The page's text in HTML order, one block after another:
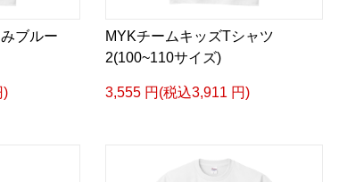
ブルー
)
MYKチームキッズTシャツ
2(100~110サイズ)
3,555 円(税込3,911 円)